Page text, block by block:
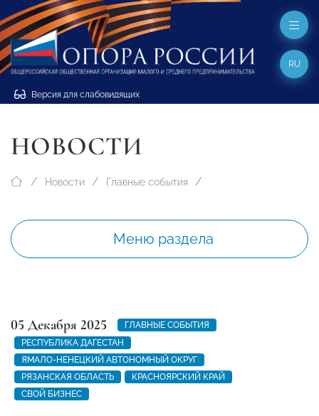
Версия для слабовидящих
RU
НОВОСТИ
Новости Главные события
Меню раздела
05 Декабря 2025
ГЛАВНЫЕ СОБЫТИЯ
РЕСПУБЛИКА ДАГЕСТАН
ЯМАЛО-НЕНЕЦКИЙ АВТОНОМНЫЙ ОКРУГ
РЯЗАНСКАЯ ОБЛАСТЬ
КРАСНОЯРСКИЙ КРАЙ
СВОЙ БИЗНЕС